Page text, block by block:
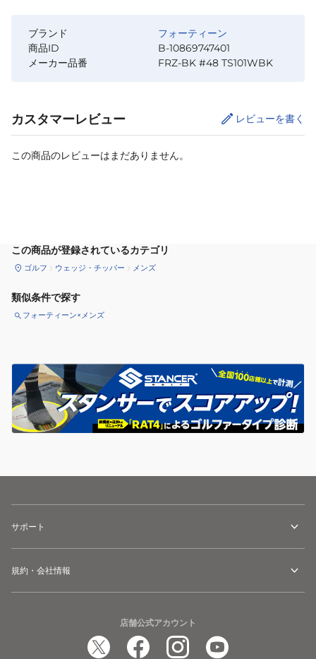
ブランド
フォーティーン
商品ID
B-10869747401
メーカー品番
FRZ-BK #48 TS101WBK
カスタマーレビュー レビューを書く
この商品のレビューはまだありません。
この商品が登録されているカテゴリ
ゴルフ ウェッジ・チッパー メンズ
類似条件で探す
フォーティーン×メンズ
サポート
規約・会社情報
店舗公式アカウント